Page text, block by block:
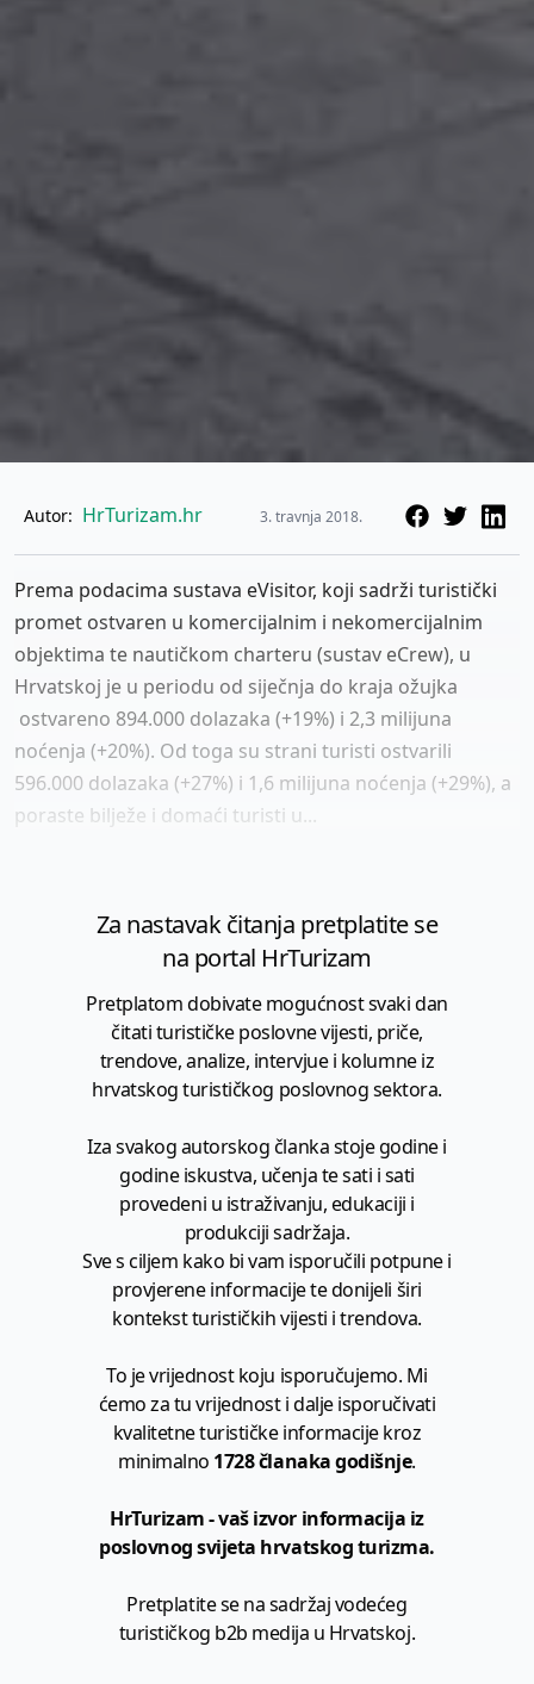
Autor: HrTurizam.hr 3. travnja 2018.
Prema podacima sustava eVisitor, koji sadrži turistički
promet ostvaren u komercijalnim i nekomercijalnim
objektima te nautičkom charteru (sustav eCrew), u
Hrvatskoj je u periodu od siječnja do kraja ožujka
ostvareno 894.000 dolazaka (+19%) i 2,3 milijuna
noćenja (+20%). Od toga su strani turisti ostvarili
596.000 dolazaka (+27%) i 1,6 milijuna noćenja (+29%), a
poraste bilježe i domaći turisti u...
Za nastavak čitanja pretplatite se
na portal HrTurizam
Pretplatom dobivate mogućnost svaki dan
čitati turističke poslovne vijesti, priče,
trendove, analize, intervjue i kolumne iz
hrvatskog turističkog poslovnog sektora.
Iza svakog autorskog članka stoje godine i
godine iskustva, učenja te sati i sati
provedeni u istraživanju, edukaciji i
produkciji sadržaja.
Sve s ciljem kako bi vam isporučili potpune i
provjerene informacije te donijeli širi
kontekst turističkih vijesti i trendova.
To je vrijednost koju isporučujemo. Mi
ćemo za tu vrijednost i dalje isporučivati
kvalitetne turističke informacije kroz
minimalno 1728 članaka godišnje.
HrTurizam - vaš izvor informacija iz
poslovnog svijeta hrvatskog turizma.
Pretplatite se na sadržaj vodećeg
turističkog b2b medija u Hrvatskoj.